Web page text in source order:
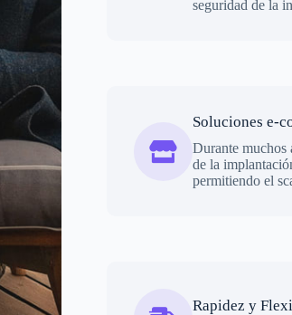
seguridad de la
Soluciones e-
Durante muchos
de la
permitiendo el
Rapidez y